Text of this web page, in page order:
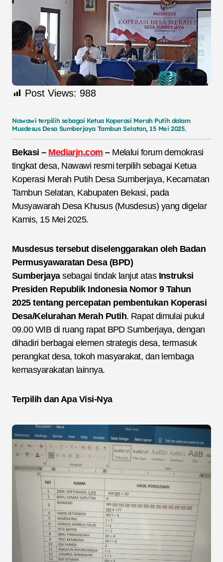
Post Views: 988
Nawawi terpilih sebagai Ketua Koperasi Merah Putih dalam
Musdesus Desa Sumberjaya Tambun Selatan, 15 Mei 2025.
Bekasi – Mediarjn.com –Melalui forum demokrasi
tingkat desa, Nawawi resmi terpilih sebagai Ketua
Koperasi Merah Putih Desa Sumberjaya, Kecamatan
Tambun Selatan, Kabupaten Bekasi, pada
Musyawarah Desa Khusus (Musdesus) yang digelar
Kamis, 15 Mei 2025.
Musdesus tersebut diselenggarakan oleh Badan
Permusyawaratan Desa (BPD)
Sumberjayasebagai tindak lanjut atas Instruksi
Presiden Republik Indonesia Nomor 9 Tahun
2025 tentang percepatan pembentukan Koperasi
Desa/Kelurahan Merah Putih. Rapat dimulai pukul
09.00 WIB di ruang rapat BPD Sumberjaya, dengan
dihadiri berbagai elemen strategis desa, termasuk
perangkat desa, tokoh masyarakat, dan lembaga
kemasyarakatan lainnya.
Terpilih dan Apa Visi-Nya